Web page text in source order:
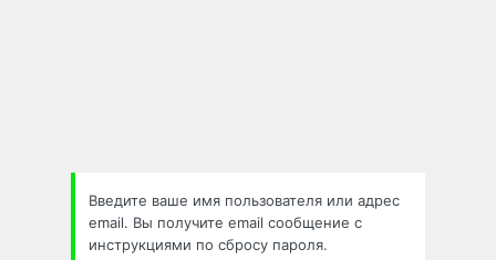
Введите ваше имя пользователя или адрес
email. Вы получите email сообщение с
инструкциями по сбросу пароля.